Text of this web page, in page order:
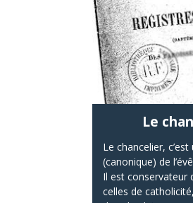
Le
Le chancelier,
(canonique) de
Il est conservateur
celles de